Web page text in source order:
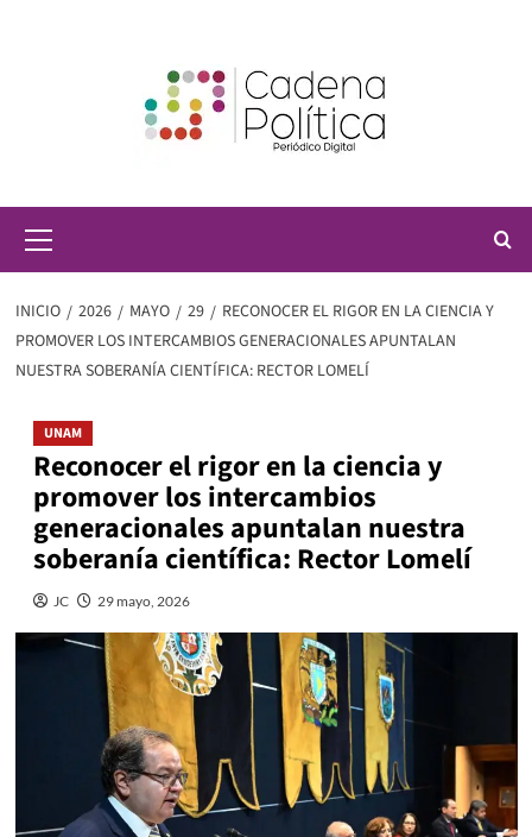
principal
INICIO 2026 MAYO 29
RECONOCER EL RIGOR EN LA CIENCIA Y
PROMOVER LOS INTERCAMBIOS GENERACIONALES APUNTALAN
NUESTRA SOBERANÍA CIENTÍFICA: RECTOR LOMELÍ
UNAM
Reconocer el rigor en la ciencia y
promover los intercambios
generacionales apuntalan nuestra
soberanía científica: Rector Lomelí
JC 29 mayo, 2026